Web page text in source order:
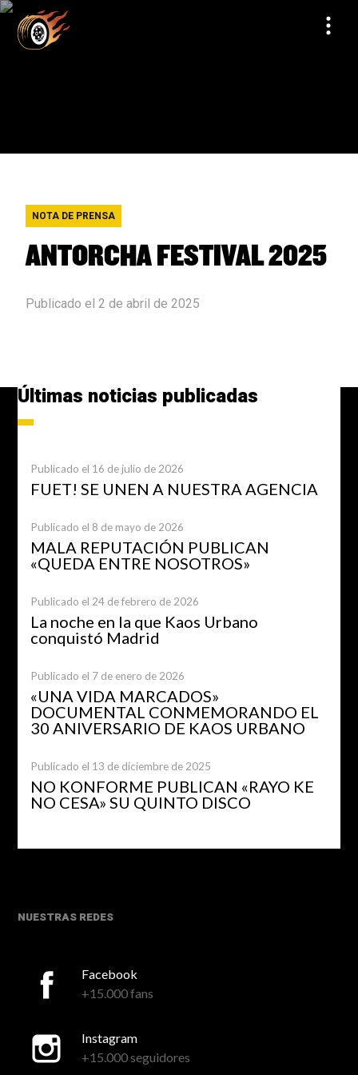
NOTA DE PRENSA
ANTORCHA FESTIVAL 2025
Publicado el 2 de abril de 2025
Últimas noticias publicadas
Publicado el 16 de julio de 2026
FUET! SE UNEN A NUESTRA AGENCIA
Publicado el 8 de mayo de 2026
MALA REPUTACIÓN PUBLICAN
«QUEDA ENTRE NOSOTROS»
Publicado el 24 de febrero de 2026
La noche en la que Kaos Urbano
conquistó Madrid
Publicado el 7 de enero de 2026
«UNA VIDA MARCADOS»
DOCUMENTAL CONMEMORANDO EL
30 ANIVERSARIO DE KAOS URBANO
Publicado el 13 de diciembre de 2025
NO KONFORME PUBLICAN «RAYO KE
NO CESA» SU QUINTO DISCO
NUESTRAS REDES
Facebook
+15.000 fans
Instagram
+15.000 seguidores